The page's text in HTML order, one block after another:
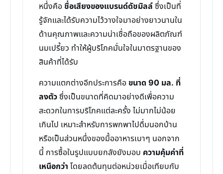
หนึ่งคือชื่อเสียงของแบรนด์ดัชมิลล์ซึ่งเป็นที่
รู้จักและได้รับความไว้วางใจมาอย่างยาวนานใน
ด้านคุณภาพและความน่าเชื่อถือของผลิตภัณฑ์
นมเปรี้ยว ทำให้ผู้บริโภคมั่นใจในมาตรฐานของ
สินค้าที่ได้รับ
ความแตกต่างอีกประการคือขนาด 90 มล. ที่
ลงตัวซึ่งเป็นขนาดที่คิดมาอย่างดีเพื่อความ
สะดวกในการบริโภคแต่ละครั้ง ไม่มากไม่น้อย
เกินไป เหมาะสำหรับการพกพาไปดื่มนอกบ้าน
หรือเป็นส่วนหนึ่งของมื้ออาหารเบาๆ นอกจาก
นี้ การซื้อในรูปแบบยกลังยังมอบ ความคุ้มค่าที่
เหนือกว่า โดยลดต้นทุนต่อหน่วยเมื่อเทียบกับ